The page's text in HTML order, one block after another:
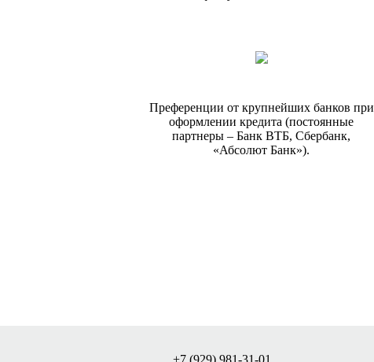
Преференции от крупнейших банков при
оформлении кредита (постоянные
партнеры – Банк ВТБ, Сбербанк,
«Абсолют Банк»).
+7 (929) 981-31-01